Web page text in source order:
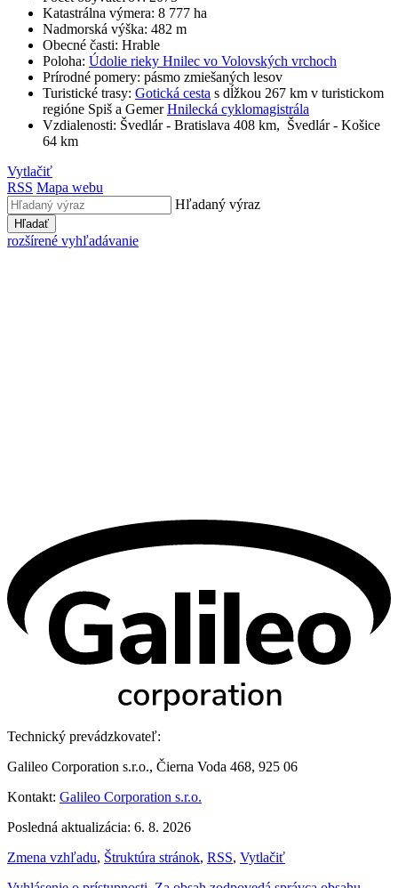
Katastrálna výmera: 8 777 ha
Nadmorská výška: 482 m
Obecné časti: Hrable
Poloha: Údolie rieky Hnilec vo Volovských vrchoch
Prírodné pomery: pásmo zmiešaných lesov
Turistické trasy: Gotická cesta s dĺžkou 267 km v turistickom
regióne Spiš a GemerHnilecká cyklomagistrála
Vzdialenosti: Švedlár - Bratislava 408 km, Švedlár - Košice
64 km
Vytlačiť
RSS Mapa webu
Hľadaný výraz
Hľadať
rozšírené vyhľadávanie
Technický prevádzkovateľ:
Galileo Corporation s.r.o., Čierna Voda 468, 925 06
Kontakt: Galileo Corporation s.r.o.
Posledná aktualizácia: 6. 8. 2026
Zmena vzhľadu, Štruktúra stránok, RSS, Vytlačiť